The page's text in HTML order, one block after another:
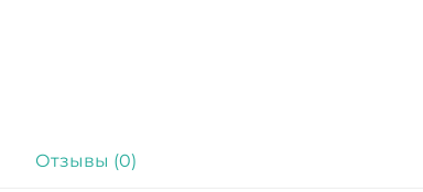
Отзывы (0)